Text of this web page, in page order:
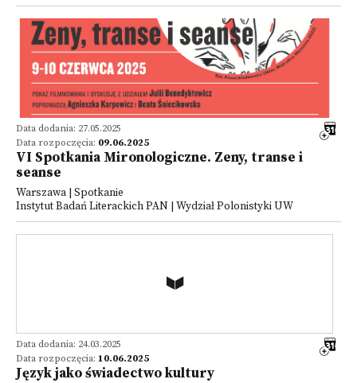
Data dodania: 27.05.2025
Data rozpoczęcia: 09.06.2025
VI Spotkania Mironologiczne. Zeny, transe i
seanse
Warszawa | Spotkanie
Instytut Badań Literackich PAN | Wydział Polonistyki UW
Data dodania: 24.03.2025
Data rozpoczęcia: 10.06.2025
Język jako świadectwo kultury